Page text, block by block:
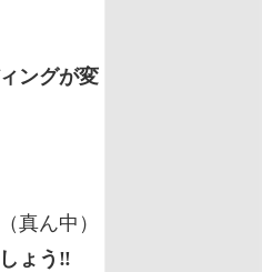
ングが変
真ん中）
ょう‼